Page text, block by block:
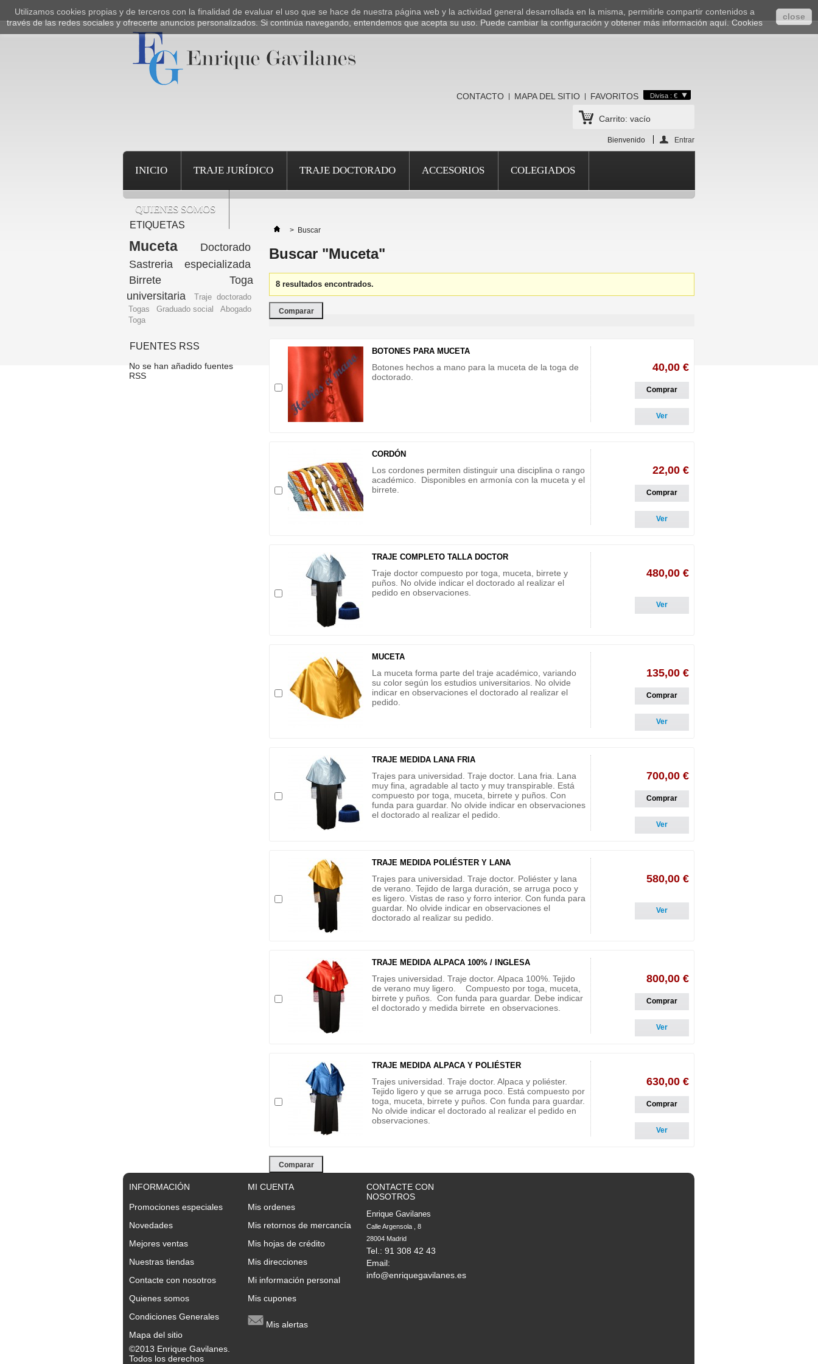
Divisa : €
CONTACTO MAPA DEL SITIO FAVORITOS
Carrito: vacío
Bienvenido Entrar
INICIO TRAJE JURÍDICO TRAJE DOCTORADO ACCESORIOS COLEGIADOS
QUIENES SOMOS
ETIQUETAS
Muceta
Doctorado
Sastreria especializada
Birrete
Toga
universitaria
Traje doctorado
Togas
Graduado social
Abogado
Toga
FUENTES RSS
No se han añadido fuentes
RSS
> Buscar
Buscar "Muceta"
8 resultados encontrados.
BOTONES PARA MUCETA
Botones hechos a mano para la muceta de la toga de
doctorado.
40,00 €
Comprar
Ver
CORDÓN
Los cordones permiten distinguir una disciplina o rango
académico. Disponibles en armonía con la muceta y el
birrete.
22,00 €
Comprar
Ver
TRAJE COMPLETO TALLA DOCTOR
Traje doctor compuesto por toga, muceta, birrete y
puños. No olvide indicar el doctorado al realizar el
pedido en observaciones.
480,00 €
Ver
MUCETA
La muceta forma parte del traje académico, variando
su color según los estudios universitarios. No olvide
indicar en observaciones el doctorado al realizar el
pedido.
135,00 €
Comprar
Ver
TRAJE MEDIDA LANA FRIA
Trajes para universidad. Traje doctor. Lana fria. Lana
muy fina, agradable al tacto y muy transpirable. Está
compuesto por toga, muceta, birrete y puños. Con
funda para guardar. No olvide indicar en observaciones
el doctorado al realizar el pedido.
700,00 €
Comprar
Ver
TRAJE MEDIDA POLIÉSTER Y LANA
Trajes para universidad. Traje doctor. Poliéster y lana
de verano. Tejido de larga duración, se arruga poco y
es ligero. Vistas de raso y forro interior. Con funda para
guardar. No olvide indicar en observaciones el
doctorado al realizar su pedido.
580,00 €
Ver
TRAJE MEDIDA ALPACA 100% / INGLESA
Trajes universidad. Traje doctor. Alpaca 100%. Tejido
de verano muy ligero. Compuesto por toga, muceta,
birrete y puños. Con funda para guardar. Debe indicar
el doctorado y medida birrete en observaciones.
800,00 €
Comprar
Ver
TRAJE MEDIDA ALPACA Y POLIÉSTER
Trajes universidad. Traje doctor. Alpaca y poliéster.
Tejido ligero y que se arruga poco. Está compuesto por
toga, muceta, birrete y puños. Con funda para guardar.
No olvide indicar el doctorado al realizar el pedido en
observaciones.
630,00 €
Comprar
Ver
INFORMACIÓN
Promociones especiales
Novedades
Mejores ventas
Nuestras tiendas
Contacte con nosotros
Quienes somos
Condiciones Generales
Mapa del sitio
©2013 Enrique Gavilanes.
Todos los derechos
MI CUENTA
Mis ordenes
Mis retornos de mercancía
Mis hojas de crédito
Mis direcciones
Mi información personal
Mis cupones
Mis alertas
CONTACTE CON
NOSOTROS
Enrique Gavilanes
Calle Argensola , 8
28004 Madrid
Tel.: 91 308 42 43
Email:
info@enriquegavilanes.es
Utilizamos cookies propias y de terceros con la finalidad de evaluar el uso que se hace de nuestra página web y la actividad general desarrollada en la misma, permitirle compartir contenidos a
través de las redes sociales y ofrecerte anuncios personalizados. Si continúa navegando, entendemos que acepta su uso. Puede cambiar la configuración y obtener más información aquí.Cookies
close